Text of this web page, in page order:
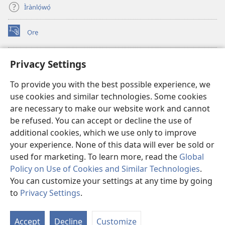
Privacy Settings
To provide you with the best possible experience, we
use cookies and similar technologies. Some cookies
are necessary to make our website work and cannot
be refused. You can accept or decline the use of
additional cookies, which we use only to improve
your experience. None of this data will ever be sold or
used for marketing. To learn more, read the Global
Policy on Use of Cookies and Similar Technologies.
You can customize your settings at any time by going
to Privacy Settings.
Accept Decline Customize
Ìrànlọ́wọ́
Ọrẹ
(opens
new
ÀKÁ ÌWÉ ORÍ ÍŃTÁNẸ́Ẹ̀TÌ TI Watchtower™
(opens
window)JW Hub
(opens
new
window)JW Library
Watchtower Library ®
Copyright© 2026 Watch Tower Bible and Tract Society of Pennsylvania.
ÀDÉHÙN LÍLO ÌKÀNNÌ